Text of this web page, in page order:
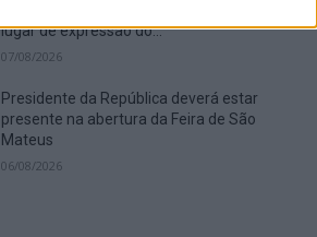
lugar de expressão do...
07/08/2026
Presidente da República deverá estar
presente na abertura da Feira de São
Mateus
06/08/2026